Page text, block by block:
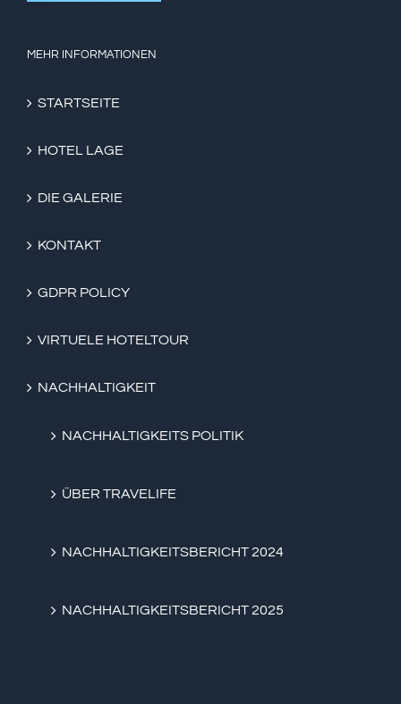
MEHR INFORMATIONEN
STARTSEITE
HOTEL LAGE
DIE GALERIE
KONTAKT
GDPR POLICY
VIRTUELE HOTELTOUR
NACHHALTIGKEIT
NACHHALTIGKEITS POLITIK
ÜBER TRAVELIFE
NACHHALTIGKEITSBERICHT 2024
NACHHALTIGKEITSBERICHT 2025